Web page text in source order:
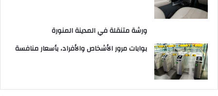
ورشة متنقلة في المدينة المنورة
بوابات مرور الأشخاص والأفراد، بأسعار منافسة